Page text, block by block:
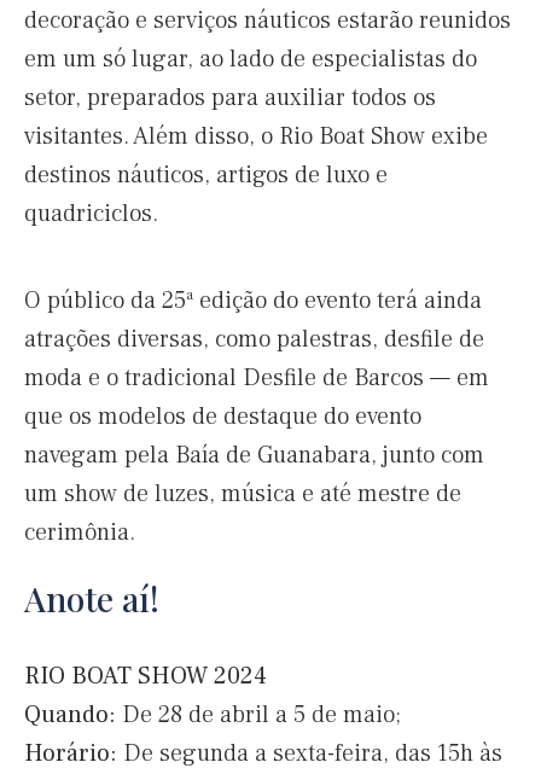
decoração e serviços náuticos estarão reunidos
em um só lugar, ao lado de especialistas do
setor, preparados para auxiliar todos os
visitantes. Além disso, o Rio Boat Show exibe
destinos náuticos, artigos de luxo e
quadriciclos.
O público da 25ª edição do evento terá ainda
atrações diversas, como palestras, desfile de
moda e o tradicional Desfile de Barcos — em
que os modelos de destaque do evento
navegam pela Baía de Guanabara, junto com
um show de luzes, música e até mestre de
cerimônia.
Anote aí!
RIO BOAT SHOW 2024
Quando: De 28 de abril a 5 de maio;
Horário: De segunda a sexta-feira, das 15h às